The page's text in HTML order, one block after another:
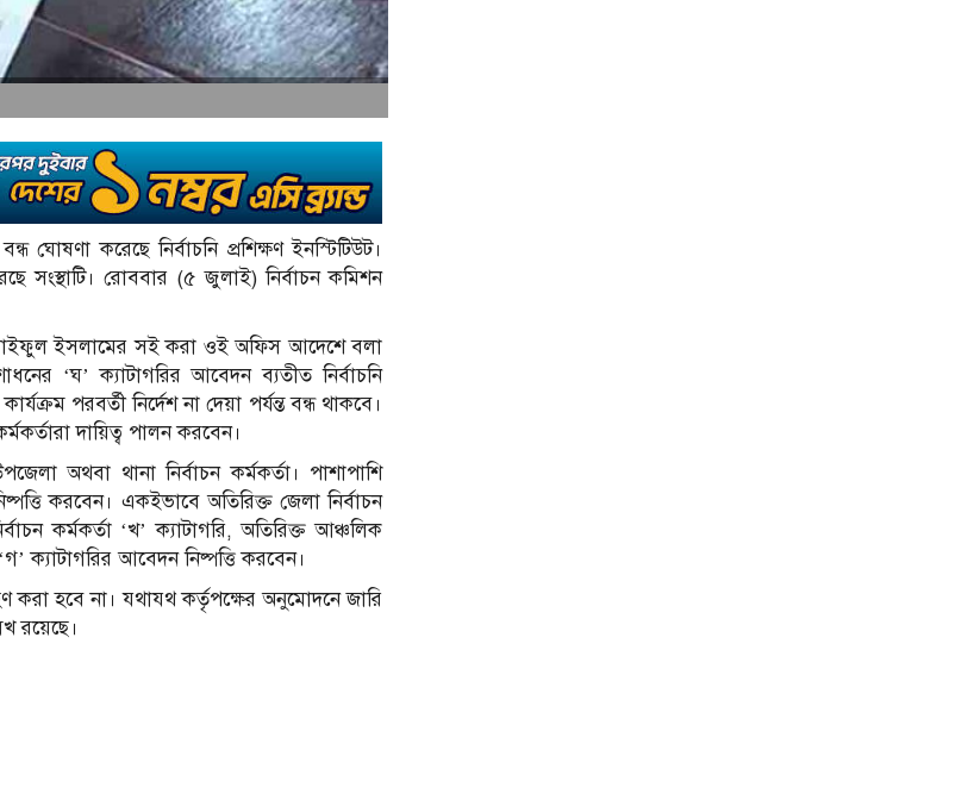
করেছে নির্বাচনি প্রশিক্ষণ ইনস্টিটিউট।
সংস্থাটি। রোববার (৫ জুলাই) নির্বাচন কমিশন
ইসলামের সই করা ওই অফিস আদেশে বলা
‘ঘ’ ক্যাটাগরির আবেদন ব্যতীত নির্বাচনি
পরবর্তী নির্দেশ না দেয়া পর্যন্ত বন্ধ থাকবে।
দায়িত্ব পালন করবেন।
অথবা থানা নির্বাচন কর্মকর্তা। পাশাপাশি
করবেন। একইভাবে অতিরিক্ত জেলা নির্বাচন
কর্মকর্তা ‘খ’ ক্যাটাগরি, অতিরিক্ত আঞ্চলিক
ক্যাটাগরির আবেদন নিষ্পত্তি করবেন।
করা হবে না। যথাযথ কর্তৃপক্ষের অনুমোদনে জারি
রয়েছে।